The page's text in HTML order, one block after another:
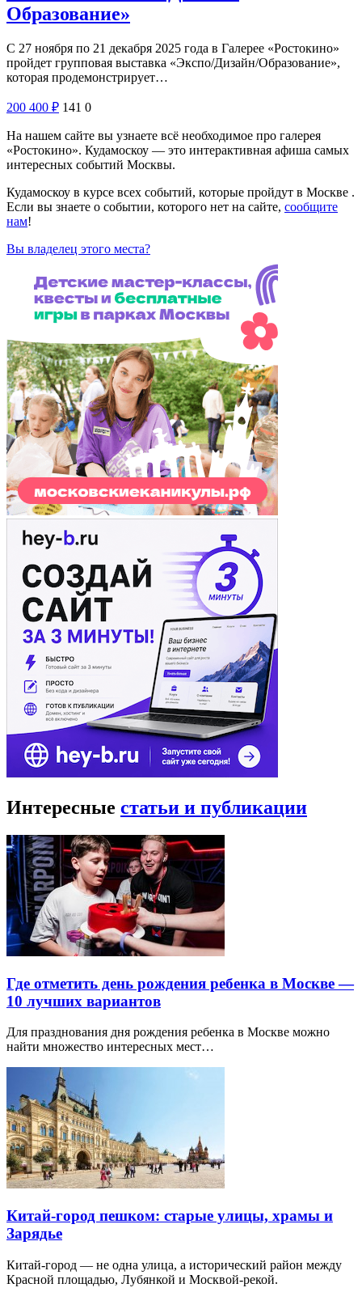
Образование»
С 27 ноября по 21 декабря 2025 года в Галерее «Ростокино»
пройдет групповая выставка «Экспо/Дизайн/Образование»,
которая продемонстрирует…
200 400 ₽ 141 0
На нашем сайте вы узнаете всё необходимое про галерея
«Ростокино». Кудамоскоу — это интерактивная афиша самых
интересных событий Москвы.
Кудамоскоу в курсе всех событий, которые пройдут в Москве .
Если вы знаете о событии, которого нет на сайте, сообщите
нам!
Вы владелец этого места?
Интересные статьи и публикации
Где отметить день рождения ребенка в Москве —
10 лучших вариантов
Для празднования дня рождения ребенка в Москве можно
найти множество интересных мест…
Китай-город пешком: старые улицы, храмы и
Зарядье
Китай-город — не одна улица, а исторический район между
Красной площадью, Лубянкой и Москвой-рекой.